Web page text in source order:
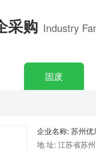
采购 Industry
固废
地 址: 江苏省苏